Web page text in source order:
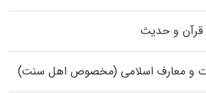
قرآن و حدیث
و معارف اسلامی (مخصوص اهل سنت)